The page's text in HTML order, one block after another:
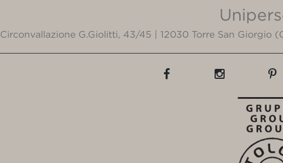
Circonvallazione G.Giolitti, 43/45 | 12030 Torre San Giorgio